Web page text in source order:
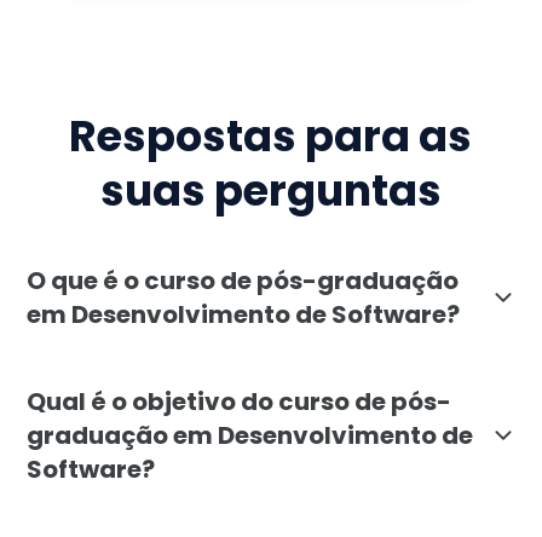
Respostas para as
suas perguntas
O que é o curso de pós-graduação
em Desenvolvimento de Software?
Qual é o objetivo do curso de pós-
graduação em Desenvolvimento de
Software?